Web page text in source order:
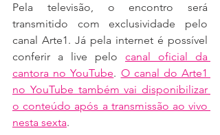
Pela televisão, o encontro será
transmitido com exclusividade pelo
canal Arte1. Já pela internet é possível
conferir a live pelo canal oficial da
cantora no YouTube. O canal do Arte1
no YouTube também vai disponibilizar
o conteúdo após a transmissão ao vivo
nesta sexta.